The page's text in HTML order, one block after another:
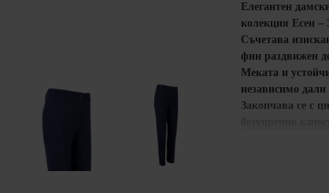
Елегантен
колекция Есен –
Съчетава
фин раздвижен
Меката и
независимо
Закопчава се с